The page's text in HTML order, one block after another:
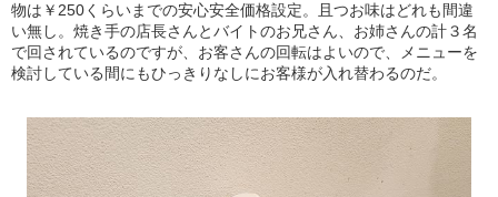
物は￥250くらいまでの安心安全価格設定。且つお味はどれも間違
い無し。焼き手の店長さんとバイトのお兄さん、お姉さんの計３名
で回されているのですが、お客さんの回転はよいので、メニューを
検討している間にもひっきりなしにお客様が入れ替わるのだ。